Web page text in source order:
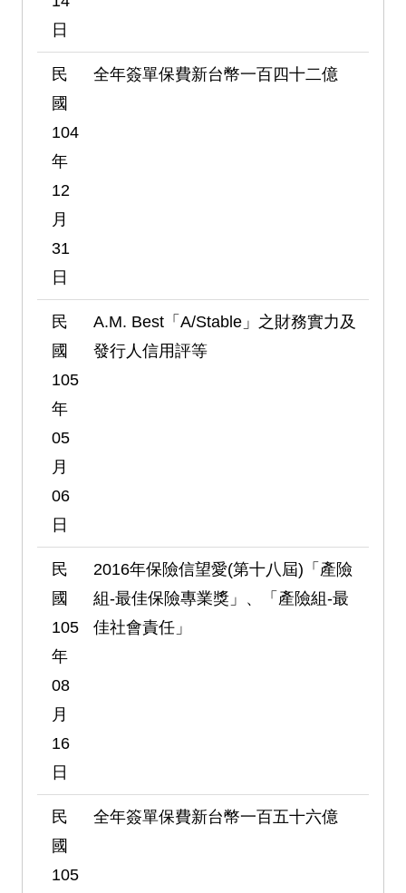
日
民
國
104
年
12
月
31
日
全年簽單保費新台幣一百四十二億
民
國
105
年
05
月
06
日
A.M. Best「A/Stable」之財務實力及
發行人信用評等
民
國
105
年
08
月
16
日
2016年保險信望愛(第十八屆)「產險
組-最佳保險專業獎」、「產險組-最
佳社會責任」
民
國
105
全年簽單保費新台幣一百五十六億